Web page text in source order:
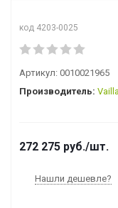
код 4203-0025
Артикул: 0010021965
Производитель:
272 275 руб./шт.
Нашли дешевле?